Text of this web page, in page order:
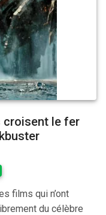
croisent le fer
films qui n’ont
du célèbre